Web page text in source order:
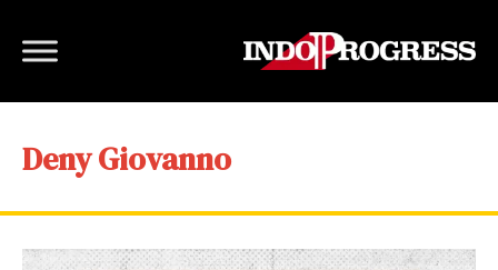
Deny Giovanno